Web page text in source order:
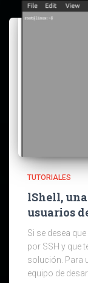
TUTORIALES
lShell,
usuarios
Si se desea
por SSH y que
solución. Para
equipo de